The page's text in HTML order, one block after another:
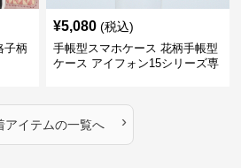
子柄
¥5,080 (税込)
手帳型スマホケース 花柄手帳型
ケース アイフォン15シリーズ専
アイテムの一覧へ ›